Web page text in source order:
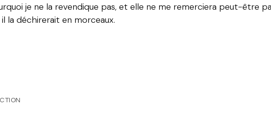
je ne la revendique pas, et elle ne me remerciera peut-être
la déchirerait en morceaux.